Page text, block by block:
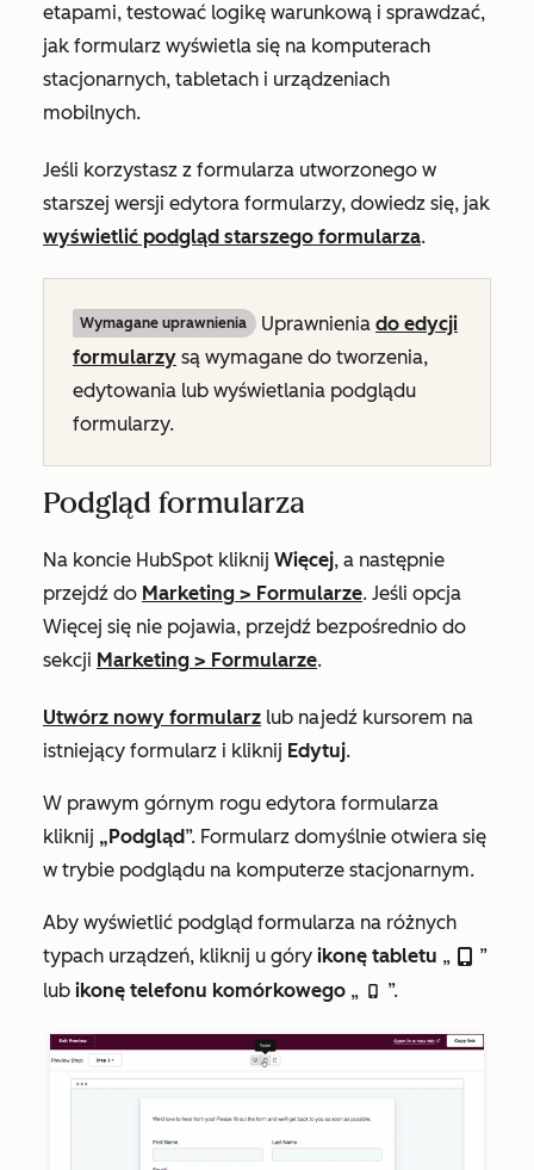
etapami, testować logikę warunkową i sprawdzać,
jak formularz wyświetla się na komputerach
stacjonarnych, tabletach i urządzeniach
mobilnych.
Jeśli korzystasz z formularza utworzonego w
starszej wersji edytora formularzy, dowiedz się, jak
wyświetlić podgląd starszego formularza.
Wymagane uprawnienia Uprawnienia do edycji
formularzy są wymagane do tworzenia,
edytowania lub wyświetlania podglądu
formularzy.
Podgląd formularza
Na koncie HubSpot kliknij Więcej, a następnie
przejdź do Marketing > Formularze. Jeśli opcja
Więcej się nie pojawia, przejdź bezpośrednio do
sekcji Marketing > Formularze.
Utwórz nowy formularz lub najedź kursorem na
istniejący formularz i kliknij Edytuj.
W prawym górnym rogu edytora formularza
kliknij „Podgląd”. Formularz domyślnie otwiera się
w trybie podglądu na komputerze stacjonarnym.
Aby wyświetlić podgląd formularza na różnych
typach urządzeń, kliknij u góry ikonę tabletu „ tablet ”
lub ikonę telefonu komórkowego „ mobile ”.